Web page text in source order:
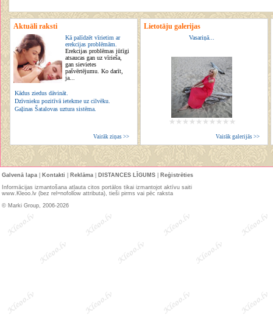
Aktuāli raksti
Kā palīdzēt vīrietim ar
erekcijas problēmām.
Erekcijas problēmas jūtīgi
atsaucas gan uz vīrieša,
gan sievietes
pašvērtējumu. Ko darīt,
ja...
Kādus ziedus dāvināt.
Dzīvnieku pozitīvā ietekme uz cilvēku.
Gaļinas Šatalovas uztura sistēma.
Vairāk ziņas >>
Lietotāju galerijas
Vasariņā...
Vairāk galerijās >>
Galvenā lapa Kontakti Reklāma DISTANCES LĪGUMS
Reģistrēties
Informācijas izmantošana atļauta citos portālos tikai izmantojot aktīvu saiti
www.Kleoo.lv (bez rel=nofollow attributa), tieši pirms vai pēc raksta
© Marki Group, 2006-2026